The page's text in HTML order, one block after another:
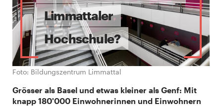
Limmattaler
Hochschule?
Foto: Bildungszentrum Limmattal
Grösser als Basel und etwas kleiner als Genf: Mit
knapp 180'000 Einwohnerinnen und Einwohnern